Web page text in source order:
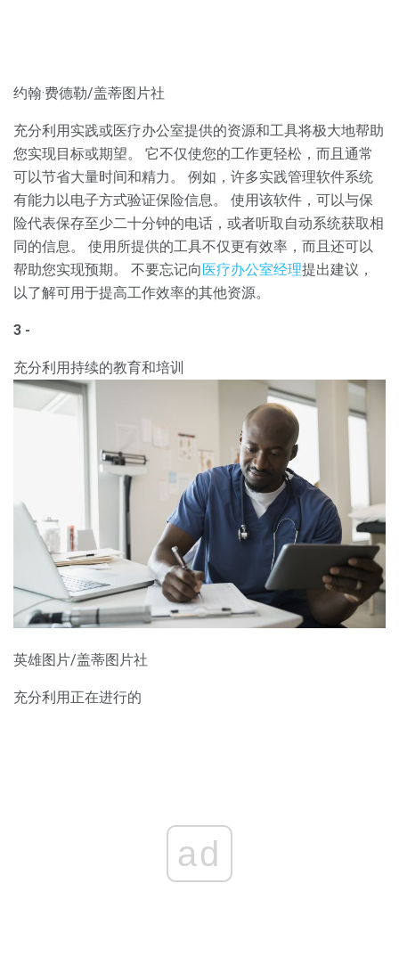
约翰·费德勒/盖蒂图片社
充分利用实践或医疗办公室提供的资源和工具将极大地帮助
您实现目标或期望。 它不仅使您的工作更轻松，而且通常
可以节省大量时间和精力。 例如，许多实践管理软件系统
有能力以电子方式验证保险信息。 使用该软件，可以与保
险代表保存至少二十分钟的电话，或者听取自动系统获取相
同的信息。 使用所提供的工具不仅更有效率，而且还可以
帮助您实现预期。 不要忘记向 医疗办公室经理提出建议，
以了解可用于提高工作效率的其他资源。
3 -
充分利用持续的教育和培训
英雄图片/盖蒂图片社
充分利用正在进行的
ad